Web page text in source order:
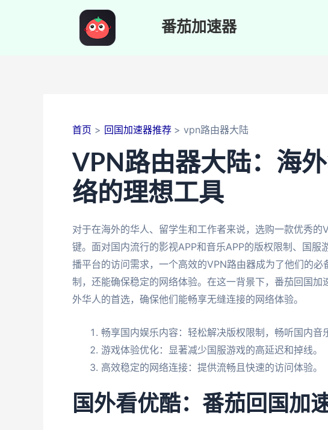
番茄加速器
首页 回国加速器推荐 vpn路由器大陆
VPN路由器大陆：海
络的理想工具
对于在海外的华人、留学生和工作者来说，选购一款优秀
键。面对国内流行的影视APP和音乐APP的版权限制、国
播平台的访问需求，一个高效的VPN路由器成为了他们的
制，还能确保稳定的网络体验。在这一背景下，番茄回国
外华人的首选，确保他们能畅享无缝连接的网络体验。
畅享国内娱乐内容：轻松解决版权限制，畅听国内音
游戏体验优化：显著减少国服游戏的高延迟和掉线。
高效稳定的网络连接：提供流畅且快速的访问体验。
国外看优酷：番茄回国加